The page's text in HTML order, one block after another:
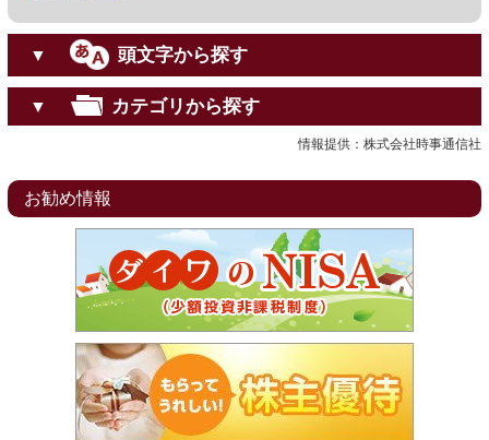
▼ 頭文字から探す
▼ カテゴリから探す
情報提供：株式会社時事通信社
お勧め情報